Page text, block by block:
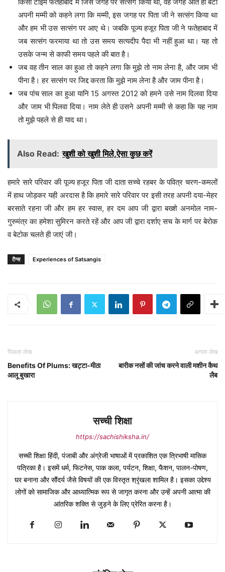
किसी टाईम फतेहाबाद में जिस जगह पर सत्संग किया था, वह जगह आते ही बेटा
अपनी मम्मी को कहने लगा कि मम्मी, इस जगह पर पिता जी ने सत्संग किया था
और हम भी उस सत्संग पर आए थे। जबकि पूज्य हजूर पिता जी ने फतेहाबाद में
जब सत्संग फरमाया था तो उस समय सत्यदीप पैदा भी नहीं हुआ था। यह तो
उसके जन्म से काफी समय पहले की बात है।
जब वह तीन साल का हुआ तो कहने लगा कि मुझे तो नाम लेना है, और जाम भी
पीना है। हर सत्संग पर जिद्द करता कि मुझे नाम लेना है और जाम पीना है।
जब पांच साल का हुआ यानि 15 अगस्त 2012 को हमने उसे नाम दिलवा दिया
और जाम भी पिलवा दिया। नाम लेते ही उसने अपनी मम्मी से कहा कि यह नाम
तो मुझे पहले से ही याद था।
Also Read: खुशी को खुशी मिले,ऐसा कुछ करें
हमारे सारे परिवार की पूज्य हजूर पिता जी दाता सच्चे रहबर के पवित्र चरण-कमलों
में हाथ जोड़कर यही अरदास है कि हमारे सारे परिवार पर इसी तरह अपनी दया-मेहर
बरसाते रहना जी और हम हर स्वास, हर दम आप जी द्वारा बख्शे अनमोल नाम-
गुरुमंत्र का हमेशा सुमिरन करते रहें और आप जी द्वारा दर्शाए सच के मार्ग पर बेरोक
व बेटोक चलते ही जाएं जी।
टैग्स Experiences of Satsangis
पिछला लेख
Benefits Of Plums: खट्टा-मीठा
आलू बुखारा
अगला लेख
बारीक नसों की जांच करने वाली मशीन कैथ
लैब
सच्ची शिक्षा
https://sachishiksha.in/
सच्ची शिक्षा हिंदी, पंजाबी और अंग्रेजी भाषाओं में प्रकाशित एक त्रिभाषी मासिक
पत्रिका है। इसमें धर्म, फिटनेस, पाक कला, पर्यटन, शिक्षा, फैशन, पालन-पोषण,
घर बनाना और सौंदर्य जैसे विषयों की एक विस्तृत श्रृंखला शामिल है। इसका उद्देश्य
लोगों को सामाजिक और आध्यात्मिक रूप से जागृत करना और उन्हें अपनी आत्मा की
आंतरिक शक्ति से जुड़ने के लिए प्रेरित करना है।